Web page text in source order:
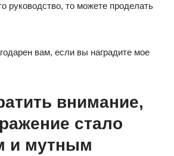
руководство, то можете проделать
вам, если вы наградите мое
внимание,
стало
и мутным